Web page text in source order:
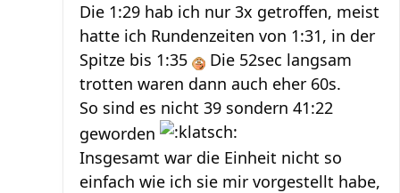
Die 1:29 hab ich nur 3x getroffen, meist
hatte ich Rundenzeiten von 1:31, in der
Spitze bis 1:35
Die 52sec langsam
trotten waren dann auch eher 60s.
So sind es nicht 39 sondern 41:22
geworden
Insgesamt war die Einheit nicht so
einfach wie ich sie mir vorgestellt habe,